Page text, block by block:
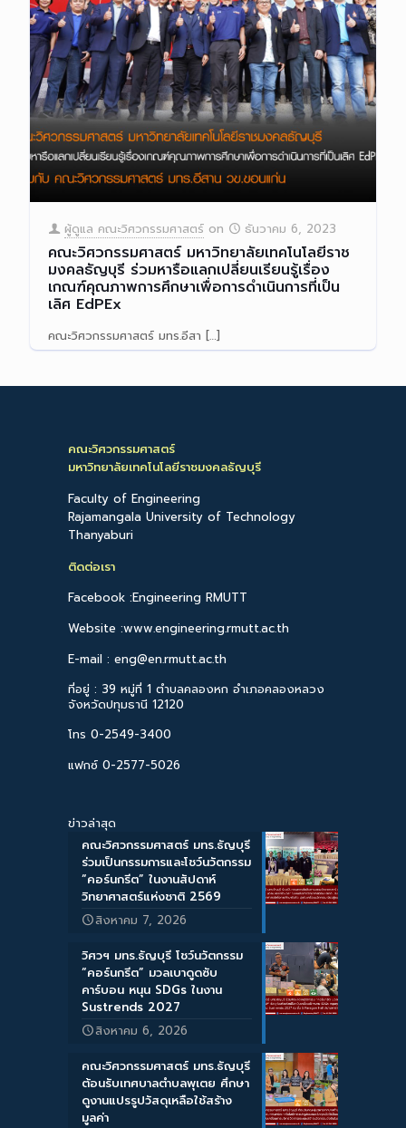
ผู้ดูแล คณะวิศวกรรมศาสตร์ on ธันวาคม 6, 2023
คณะวิศวกรรมศาสตร์ มหาวิทยาลัยเทคโนโลยีราช
มงคลธัญบุรี ร่วมหารือแลกเปลี่ยนเรียนรู้เรื่อง
เกณฑ์คุณภาพการศึกษาเพื่อการดำเนินการที่เป็น
เลิศ EdPEx
คณะวิศวกรรมศาสตร์ มทร.อีสา […]
Read more
คณะวิศวกรรมศาสตร์
มหาวิทยาลัยเทคโนโลยีราชมงคลธัญบุรี
Faculty of Engineering
Rajamangala University of Technology
Thanyaburi
ติดต่อเรา
Facebook :Engineering RMUTT
Website :www.engineering.rmutt.ac.th
E-mail : eng@en.rmutt.ac.th
ที่อยู่ : 39 หมู่ที่ 1 ตำบลคลองหก อำเภอคลองหลวง
จังหวัดปทุมธานี 12120
โทร 0-2549-3400
แฟกซ์ 0-2577-5026
ข่าวล่าสุด
คณะวิศวกรรมศาสตร์ มทร.ธัญบุรี
ร่วมเป็นกรรมการและโชว์นวัตกรรม
“คอร์นกรีต” ในงานสัปดาห์
วิทยาศาสตร์แห่งชาติ 2569
สิงหาคม 7, 2026
วิศวฯ มทร.ธัญบุรี โชว์นวัตกรรม
“คอร์นกรีต” มวลเบาดูดซับ
คาร์บอน หนุน SDGs ในงาน
Sustrends 2027
สิงหาคม 6, 2026
คณะวิศวกรรมศาสตร์ มทร.ธัญบุรี
ต้อนรับเทศบาลตำบลพุเตย ศึกษา
ดูงานแปรรูปวัสดุเหลือใช้สร้าง
มูลค่า